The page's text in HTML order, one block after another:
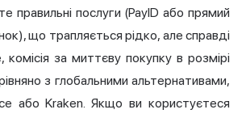
правильні послуги (PayID або прямий
що трапляється рідко, але справді
за миттєву покупку в розмірі
з глобальними альтернативами,
або Kraken. Якщо ви користуєтеся